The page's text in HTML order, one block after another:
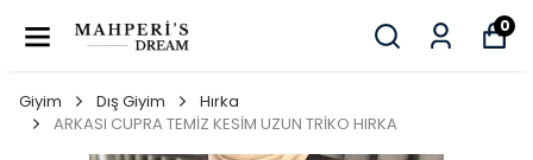
0
Giyim Dış Giyim
Hırka
ARKASI CUPRA TEMİZ KESİM UZUN TRİKO HIRKA